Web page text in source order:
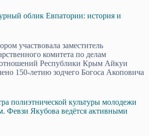
облик Евпатории: история и
участвовала заместитель
комитета по делам
Республики Крым Айкуи
150-летию зодчего Богоса Акоповича
полиэтнической культуры молодежи
Якубова ведётся активными